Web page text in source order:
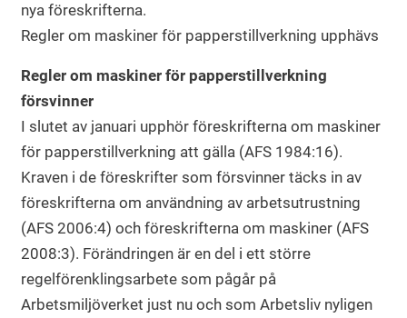
nya föreskrifterna.
Regler om maskiner för papperstillverkning upphävs
Regler om maskiner för papperstillverkning
försvinner
I slutet av januari upphör föreskrifterna om maskiner
för papperstillverkning att gälla (AFS 1984:16).
Kraven i de föreskrifter som försvinner täcks in av
föreskrifterna om användning av arbetsutrustning
(AFS 2006:4) och föreskrifterna om maskiner (AFS
2008:3). Förändringen är en del i ett större
regelförenklingsarbete som pågår på
Arbetsmiljöverket just nu och som Arbetsliv nyligen